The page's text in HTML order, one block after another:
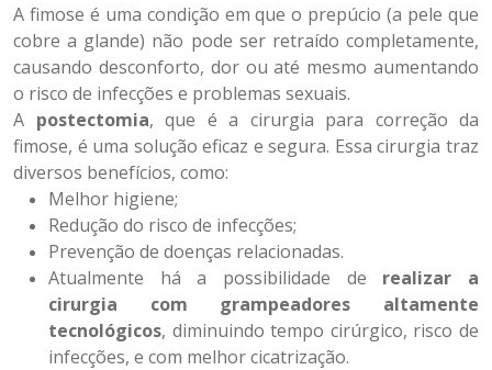
A fimose é uma condição em que o prepúcio (a pele que
cobre a glande) não pode ser retraído completamente,
causando desconforto, dor ou até mesmo aumentando
o risco de infecções e problemas sexuais.
A postectomia, que é a cirurgia para correção da
fimose, é uma solução eficaz e segura. Essa cirurgia traz
diversos benefícios, como:
Melhor higiene;
Redução do risco de infecções;
Prevenção de doenças relacionadas.
Atualmente há a possibilidade de realizar a
cirurgia com grampeadores altamente
tecnológicos, diminuindo tempo cirúrgico, risco de
infecções, e com melhor cicatrização.